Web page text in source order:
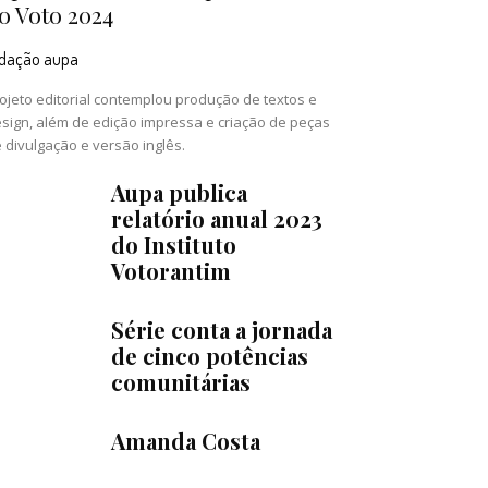
Voto 2024
aupa
editorial contemplou produção de textos e
além de edição impressa e criação de peças
divulgação e versão inglês.
Aupa publica
relatório anual 2023
do Instituto
Votorantim
Série conta a jornada
de cinco potências
comunitárias
Amanda Costa